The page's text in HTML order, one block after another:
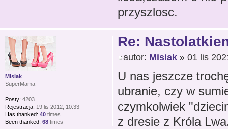
przyszlosc.
Re:
autor: Misiak» 01 lis
U nas jeszcze
ubranie, czy w
czymkolwiek
z dresie z Króla
Misiak
SuperMama
Posty: 4203
Rejestracja: 19 lis 2012, 10:33
Has thanked: 40 times
Been thanked: 68 times